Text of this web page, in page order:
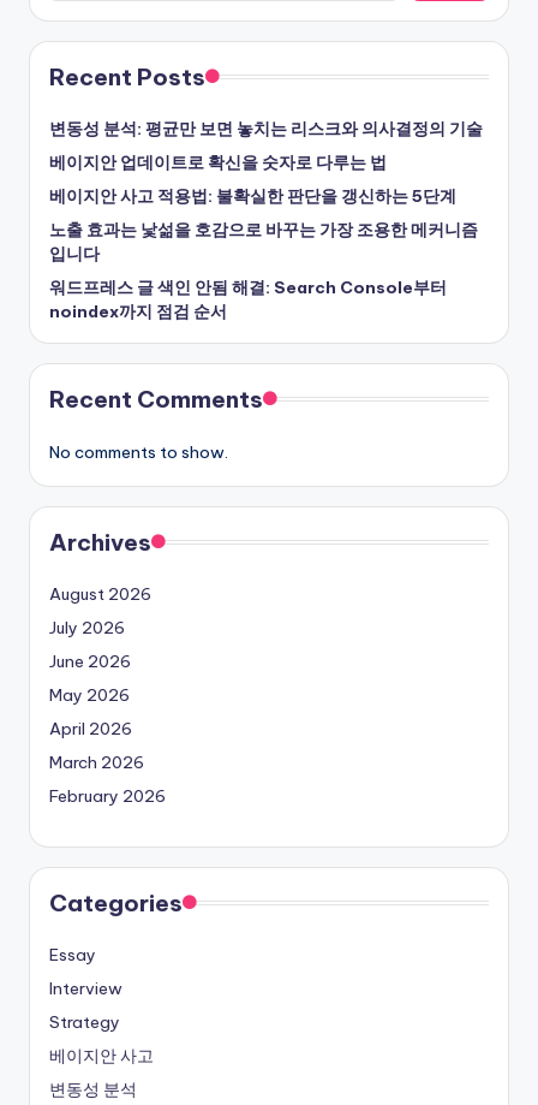
Recent Posts
변동성 분석: 평균만 보면 놓치는 리스크와 의사결정의 기술
베이지안 업데이트로 확신을 숫자로 다루는 법
베이지안 사고 적용법: 불확실한 판단을 갱신하는 5단계
노출 효과는 낯섦을 호감으로 바꾸는 가장 조용한 메커니즘
입니다
워드프레스 글 색인 안됨 해결: Search Console부터
noindex까지 점검 순서
Recent Comments
No comments to show.
Archives
August 2026
July 2026
June 2026
May 2026
April 2026
March 2026
February 2026
Categories
Essay
Interview
Strategy
베이지안 사고
변동성 분석